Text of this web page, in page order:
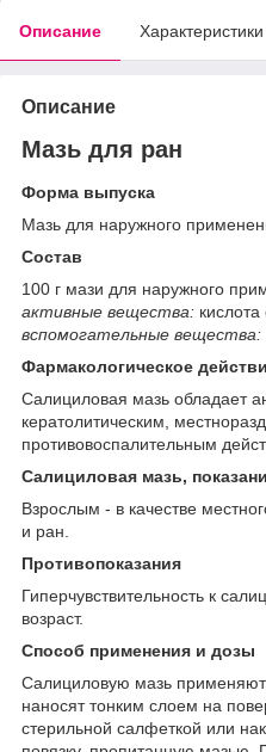
Описание Характеристики
Описание
Мазь для ран
Форма выпуска
Мазь для наружного
Состав
100 г мази для наружного
активные вещества:
вспомогательные вещества:
Фармакологическое
Салициловая мазь обладает
кератолитическим,
противовоспалительным
Салициловая мазь,
Взрослым - в качестве
и ран.
Противопоказания
Гиперчувствительность к
возраст.
Способ применения и дозы
Салициловую мазь применяют
наносят тонким слоем на
стерильной салфеткой или